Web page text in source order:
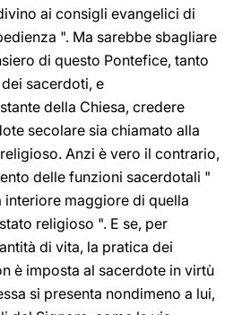
ai consigli evangelici di
". Ma sarebbe sbagliare
di questo Pontefice, tanto
sacerdoti, e
della Chiesa, credere
secolare sia chiamato alla
Anzi è vero il contrario,
delle funzioni sacerdotali "
interiore maggiore di quella
religioso ". E se, per
di vita, la pratica dei
è imposta al sacerdote in virtù
si presenta nondimeno a lui,